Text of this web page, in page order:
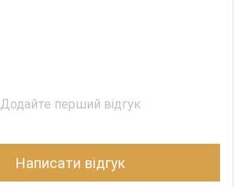
Додайте перший відгук
Написати відгук